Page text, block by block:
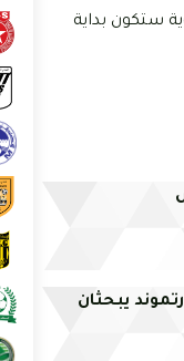
ستكون بداية
يبحثان